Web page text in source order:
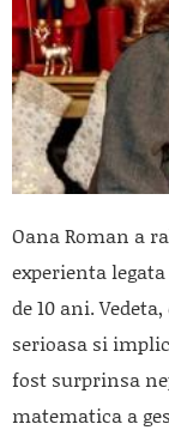
Oana Roman a
experienta
de 10 ani.
serioasa si
fost surprinsa
matematica a